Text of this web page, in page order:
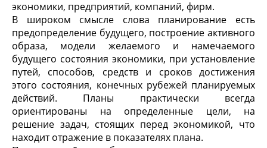
экономики, предприятий, компаний, фирм.
В широком смысле слова планирование есть
предопределение будущего, построение активного
образа, модели желаемого и намечаемого
будущего состояния экономики, при установление
путей, способов, средств и сроков достижения
этого состояния, конечных рубежей планируемых
действий. Планы практически всегда
ориентированы на определенные цели, на
решение задач, стоящих перед экономикой, что
находит отражение в показателях плана.